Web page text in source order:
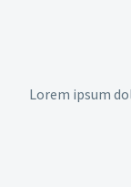
Lorem ipsum